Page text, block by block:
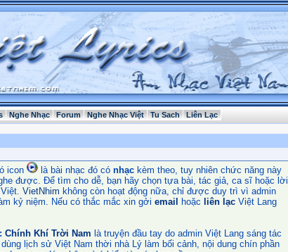
Nghe Nhạc Forum Nghe Nhạc Việt Tu Sach Liên Lạc
icon là bài nhạc đó có nhạc kèm theo, tuy nhiên chức năng này
được. Để tìm cho dễ, bạn hãy chọn tựa bài, tác giả, ca sĩ hoặc lời
VietNhim không còn hoạt động nữa, chỉ được duy trì vì admin
kỷ niệm. Nếu có thắc mắc xin gởi email hoặc liên lạc Việt Lang
Chính Khí Trời Nam là truyện đầu tay do admin Việt Lang sáng tác
lịch sử Việt Nam thời nhà Lý làm bối cảnh, nội dung chín phần